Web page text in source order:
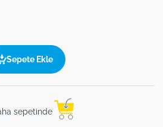
Sepete Ekle
sepetinde